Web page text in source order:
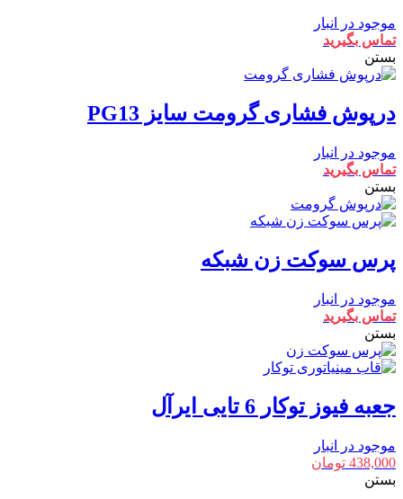
موجود در انبار
تماس بگیرید
بستن
درپوش فشاری گرومت سایز PG13
موجود در انبار
تماس بگیرید
بستن
پرس سوکت زن شبکه
موجود در انبار
تماس بگیرید
بستن
جعبه فیوز توکار 6 تایی ایرآل
موجود در انبار
438,000 تومان
بستن